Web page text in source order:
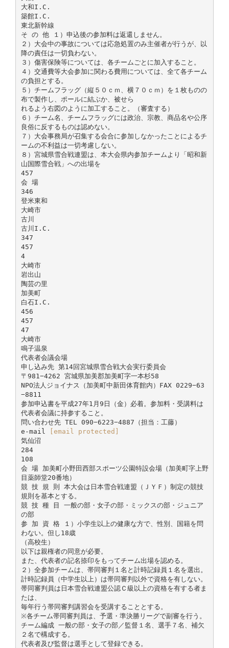
大和I.C.
築館I.C.
東北新幹線
そ の 他 １）申込後の参加料は返還しません。
２）大会中の事故については応急処置のみ主催者が行うが、以
降の責任は一切負わない。
３）傷害保険等については、各チームごとに加入すること。
４）交通費等大会参加に関わる費用については、全て各チーム
の負担とする。
５）チームフラッグ（縦５０ｃｍ、横７０ｃｍ）を１枚ものの
布で製作し、ポールに結ぶか、被せら
れるよう右図のように加工すること。（審査する）
６）チーム名、チームフラッグには政治、宗教、商品名や公序
良俗に反するものは認めない。
７）大会事務局が召集する会合に参加しなかったことによるチ
ームの不利益は一切考慮しない。
８）宮城県雪合戦連盟は、本大会県内参加チームより「昭和新
山国際雪合戦」への出場を
457
会 場
346
登米東和
大崎市
古川
古川I.C.
347
457
4
大崎市
岩出山
陶芸の里
加美町
白石I.C.
456
457
47
大崎市
鳴子温泉
代表者会議会場
申し込み先 第14回宮城県雪合戦大会実行委員会
〒981−4262 宮城県加美郡加美町字一本杉58
NPO法人ジョイナス（加美町中新田体育館内）FAX 0229−63
−8811
参加申込書を平成27年1月9日（金）必着。参加料・受講料は
代表者会議に持参すること。
問い合わせ先 TEL 090−6223−4887（担当：工藤）
e-mail
[email protected]
気仙沼
284
108
会 場 加美町小野田西部スポーツ公園特設会場（加美町字上野
目薬師堂20番地）
競 技 規 則 本大会は日本雪合戦連盟（ＪＹＦ）制定の競技
規則を基本とする。
競 技 種 目 一般の部・女子の部・ミックスの部・ジュニア
の部
参 加 資 格 １）小学生以上の健康な方で、性別、国籍を問
わない。但し18歳
（高校生）
以下は親権者の同意が必要。
また、代表者の記名捺印をもってチーム出場を認める。
２）全参加チームは、帯同審判１名と計時記録員１名を選出。
計時記録員（中学生以上）は帯同審判以外で資格を有しない。
帯同審判員は日本雪合戦連盟公認Ｃ級以上の資格を有する者ま
たは、
毎年行う帯同審判講習会を受講することとする。
※各チーム帯同審判員は、予選・準決勝リーグで副審を行う。
チーム編成 一般の部・女子の部／監督１名、選手７名、補欠
２名で構成する。
代表者及び監督は選手として登録できる。